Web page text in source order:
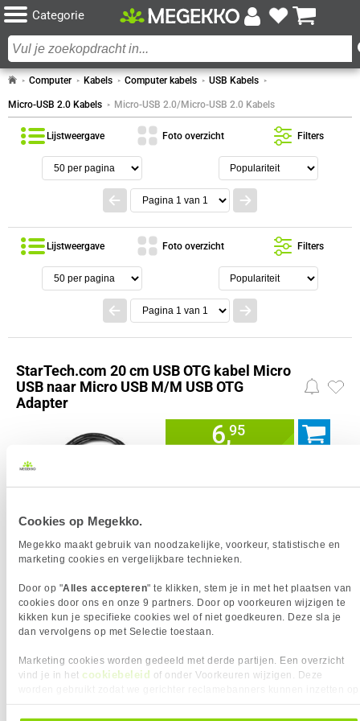
Cookies op Megekko.
Megekko maakt gebruik van noodzakelijke, voorkeur, statistische en
marketing cookies en vergelijkbare technieken.
Door op "Alles accepteren" te klikken, stem je in met het plaatsen van
cookies door ons en onze 9 partners. Door op voorkeuren wijzigen te
kikken kun je specifieke cookies wel of niet goedkeuren. Deze sla je
dan vervolgens op met Selectie toestaan.
Marketing cookies worden gedeeld met derde partijen. Een overzicht
vind je in het cookiebeleid of onder Voorkeuren wijzigen. Deze
alle cookies. Je kunt je gegeven toestemming altijd intrekken, dit doe je
Categorie
Computer Kabels Computer kabels USB Kabels
Micro-USB 2.0 Kabels Micro-USB 2.0/Micro-USB 2.0 Kabels
Lijstweergave Foto overzicht Filters
StarTech.com 20 cm USB OTG kabel Micro
USB naar Micro USB M/M USB OTG
Adapter
6,95
Kabellengte
0.20 m
Vergelijk product Meer productinformatie
Lijstweergave Foto overzicht Filters
MICRO-USB 2.0/MICRO-USB 2.0 KABELS
veelzijdige kabels ondersteunen USB 2.0 dataoverdracht tot 480 Mbps en zijn